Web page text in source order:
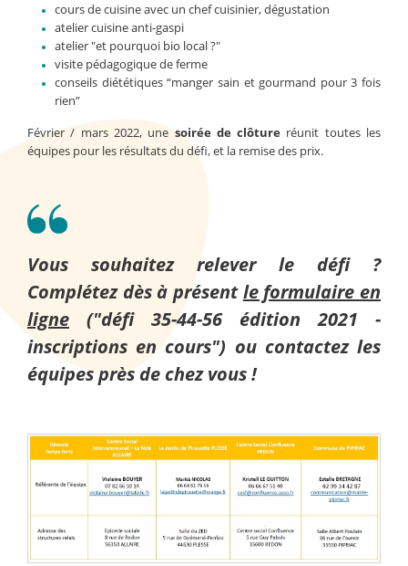
cours de cuisine avec un chef cuisinier, dégustation
atelier cuisine anti-gaspi
atelier "et pourquoi bio local ?"
visite pédagogique de ferme
conseils diététiques “manger sain et gourmand pour 3 fois
rien”
Février / mars 2022, une soirée de clôture réunit toutes les
équipes pour les résultats du défi, et la remise des prix.
Vous souhaitez relever le défi ?
Complétez dès à présentle formulaire en
ligne ("défi 35-44-56 édition 2021 -
inscriptions en cours") ou contactez les
équipes près de chez vous !